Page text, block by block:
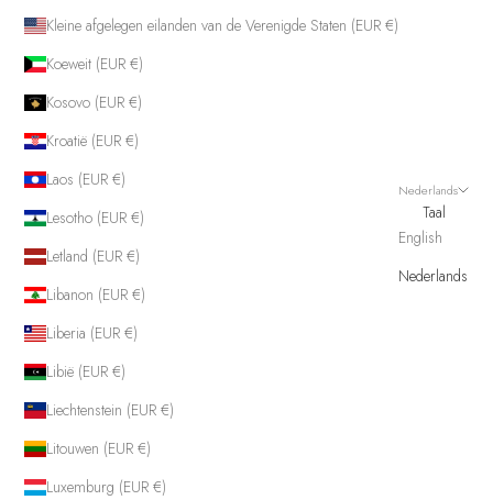
Kleine afgelegen eilanden van de Verenigde Staten (EUR €)
Koeweit (EUR €)
Kosovo (EUR €)
Kroatië (EUR €)
Laos (EUR €)
Lesotho (EUR €)
Letland (EUR €)
Libanon (EUR €)
Liberia (EUR €)
Libië (EUR €)
Liechtenstein (EUR €)
Litouwen (EUR €)
Luxemburg (EUR €)
Nederlands
Taal
English
Nederlands